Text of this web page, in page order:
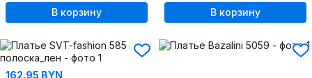
В корзину В корзину
162.95 BYN